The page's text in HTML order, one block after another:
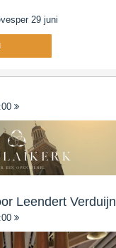
29 juni
Leendert Verduijn